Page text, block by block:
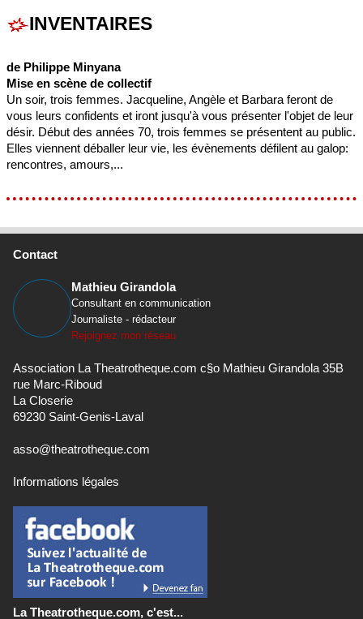
INVENTAIRES
de Philippe Minyana
Mise en scène de collectif
Un soir, trois femmes. Jacqueline, Angèle et Barbara feront de
vous leurs confidents et iront jusqu'à vous présenter l'objet de leur
désir. Début des années 70, trois femmes se présentent au public.
Elles viennent déballer leur vie, les évènements défilent au galop:
rencontres, amours,...
Contact
Mathieu Girandola
Consultant en communication
Journaliste - rédacteur
Rejoignez mon réseau
Association La Theatrotheque.com c§o Mathieu Girandola 35B
rue Marc-Riboud
La Closerie
69230 Saint-Genis-Laval
asso@theatrotheque.com
Informations légales
La Theatrotheque.com, c'est...